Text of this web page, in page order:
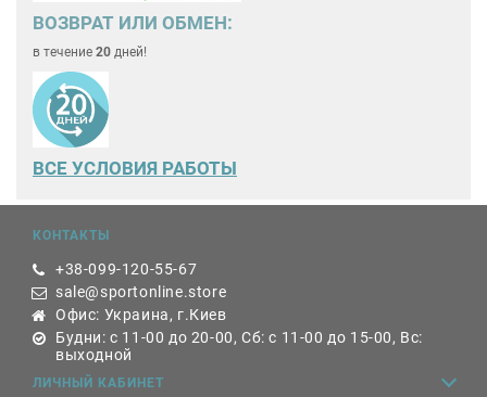
ВОЗВРАТ ИЛИ ОБМЕН:
в течение 20 дней!
ВСЕ УСЛОВИЯ РАБОТЫ
КОНТАКТЫ
+38-099-120-55-67
sale@sportonline.store
Офис: Украина, г.Киев
Будни: с 11-00 до 20-00, Сб: с 11-00 до 15-00, Вс:
выходной
ЛИЧНЫЙ КАБИНЕТ